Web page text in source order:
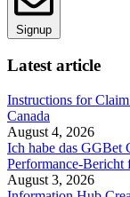
Signup
Latest article
Instructions for
Canada
August 4, 2026
Ich habe das GGBet
Performance-Bericht
August 3, 2026